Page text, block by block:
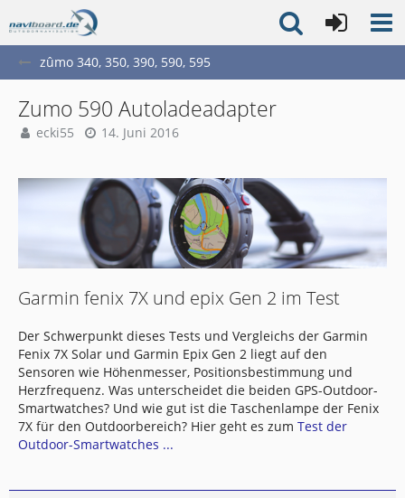
zûmo 340, 350, 390, 590, 595
Zumo 590 Autoladeadapter
ecki55 14. Juni 2016
Garmin fenix 7X und epix Gen 2 im Test
Der Schwerpunkt dieses Tests und Vergleichs der Garmin
Fenix 7X Solar und Garmin Epix Gen 2 liegt auf den
Sensoren wie Höhenmesser, Positionsbestimmung und
Herzfrequenz. Was unterscheidet die beiden GPS-Outdoor-
Smartwatches? Und wie gut ist die Taschenlampe der Fenix
7X für den Outdoorbereich? Hier geht es zum Test der
Outdoor-Smartwatches ...